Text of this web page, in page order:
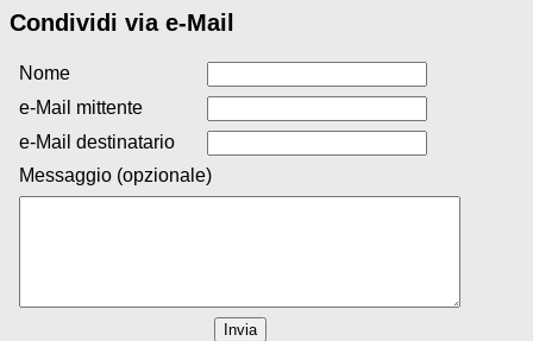
Condividi via e-Mail
Nome
e-Mail mittente
e-Mail destinatario
Messaggio (opzionale)